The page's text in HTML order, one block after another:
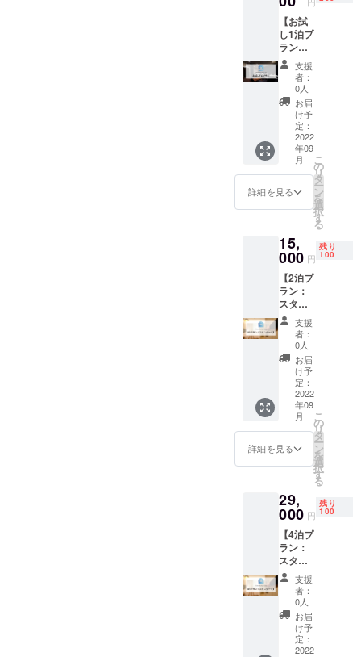
【お試
し1泊プ
ラン：
スタン
ダー
ド】
CAMPF
IRE限定
スタン
ダード
プラン
のお部
屋の中
からお
好きな
お部屋
泊して
いただ
けま
す。 利
用可能
ホテル
数：5
利用可
能なお
部屋の
種類
数：12
利用可
能なエ
リア：
東京・
大阪・
間：
2023年
7月31日
まで
【宿泊
可能な
施設】
●HOTE
LITTLE
BIRD
OKU-
ASAKU
支援
者：
0人
お届
け予
定：
2022
年09
月
詳細を見る
こ
の
リ
タ
ー
ン
を
選
択
す
る
15,
000 円
残り
100
【2泊プ
ラン：
スタン
ダー
ド】
CAMPF
IRE限定
スタン
ダード
プラン
該当の
お部屋
の中か
らお好
きなお
部屋に2
してい
ただけ
ます。
※連泊・
1泊ずつ
分けて
のご利
用いず
れも可
能で
す。 利
用可能
ホテル
支援
者：
0人
お届
け予
定：
2022
年09
月
詳細を見る
こ
の
リ
タ
ー
ン
を
選
択
す
る
29,
000 円
残り
100
【4泊プ
ラン：
スタン
ダー
ド】
CAMPF
IRE限定
スタン
ダード
プラン
支援
者：
0人
お届
け予
定：
2022